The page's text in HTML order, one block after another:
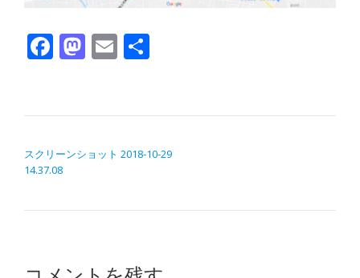
FacebookMastodon
Email
スクリーンショット 2018-10-29
14.37.08